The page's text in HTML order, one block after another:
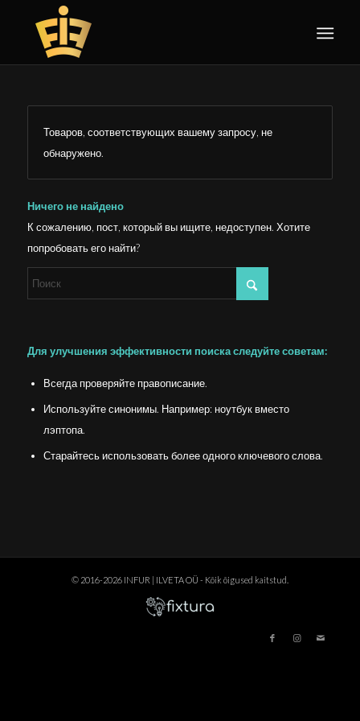
Товаров, соответствующих вашему запросу, не
обнаружено.
Ничего не найдено
К сожалению, пост, который вы ищите, недоступен. Хотите
попробовать его найти?
Для улучшения эффективности поиска следуйте советам:
Всегда проверяйте правописание.
Используйте синонимы. Например: ноутбук вместо
лэптопа.
Старайтесь использовать более одного ключевого слова.
© 2016-2026 INFUR | ILVETA OÜ - Kõik õigused kaitstud.